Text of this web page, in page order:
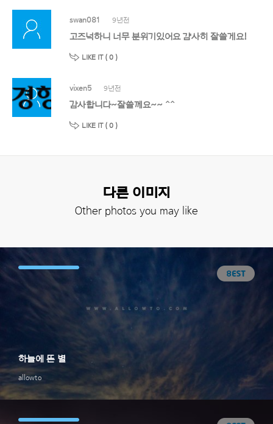
swan081 9년전
고즈넉하니 너무 분위기있어요 걈사히 잘쓸게요!
LIKE IT ( 0 )
vixen5 9년전
감사합니다~잘쓸께요~~ ^^
LIKE IT ( 0 )
다른 이미지
Other photos you may like
allowto
하늘에 뜬 별